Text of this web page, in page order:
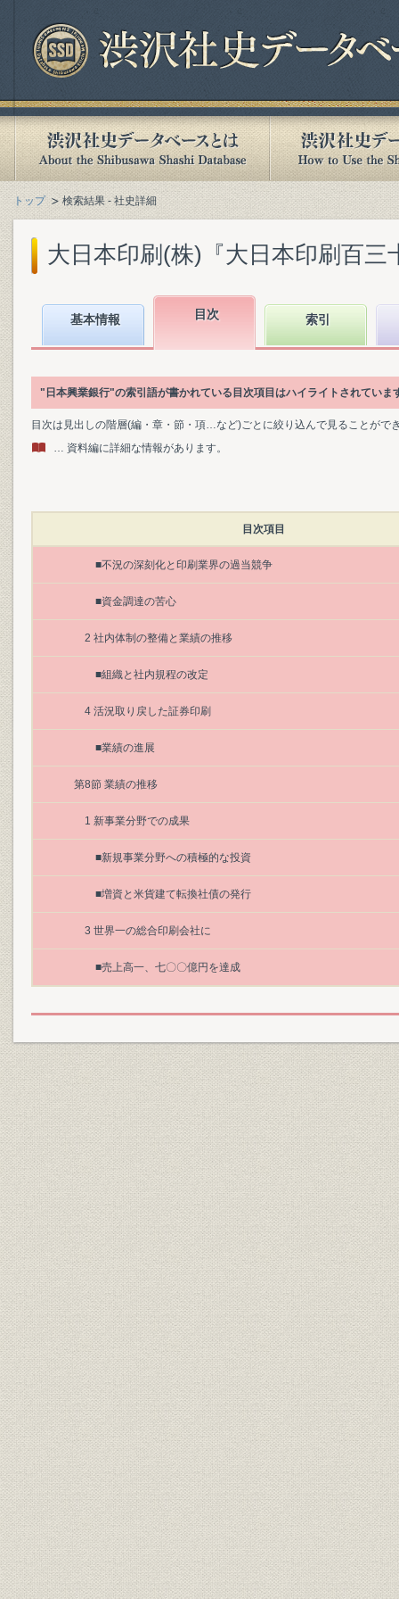
トップ 検索結果 - 社史詳細
大日本印刷(株)『大日本印刷百三
基本情報 目次 索引
"日本興業銀行"の索引語が書かれている目次項目はハイライトされていま
目次は見出しの階層(編・章・節・項…など)ごとに絞り込んで見ることがで
… 資料編に詳細な情報があります。
目次項目
■不況の深刻化と印刷業界の過当競争
■資金調達の苦心
2 社内体制の整備と業績の推移
■組織と社内規程の改定
4 活況取り戻した証券印刷
■業績の進展
第8節 業績の推移
1 新事業分野での成果
■新規事業分野への積極的な投資
■増資と米貨建て転換社債の発行
3 世界一の総合印刷会社に
■売上高一、七〇〇億円を達成